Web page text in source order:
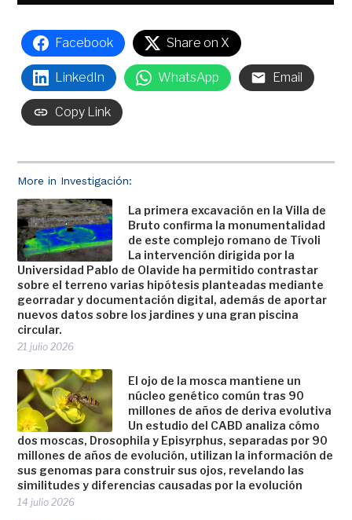
More in Investigación:
La primera excavación en la Villa de
Bruto confirma la monumentalidad
de este complejo romano de Tívoli
La intervención dirigida por la
Universidad Pablo de Olavide ha permitido contrastar
sobre el terreno varias hipótesis planteadas mediante
georradar y documentación digital, además de aportar
nuevos datos sobre los jardines y una gran piscina
circular.
21 julio 2026
El ojo de la mosca mantiene un
núcleo genético común tras 90
millones de años de deriva evolutiva
Un estudio del CABD analiza cómo
dos moscas, Drosophila y Episyrphus, separadas por 90
millones de años de evolución, utilizan la información de
sus genomas para construir sus ojos, revelando las
similitudes y diferencias causadas por la evolución
14 julio 2026
Facebook Share on X
LinkedIn WhatsApp Email
Copy Link